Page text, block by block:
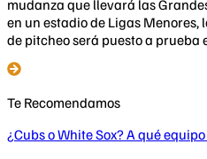
mudanza que llevará las
en un estadio de Ligas Menores,
de pitcheo será puesto a prueba
Te Recomendamos
¿Cubs o White Sox? A qué